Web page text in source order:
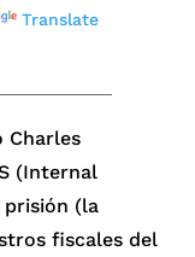
Translate
Charles
(Internal
prisión (la
fiscales del